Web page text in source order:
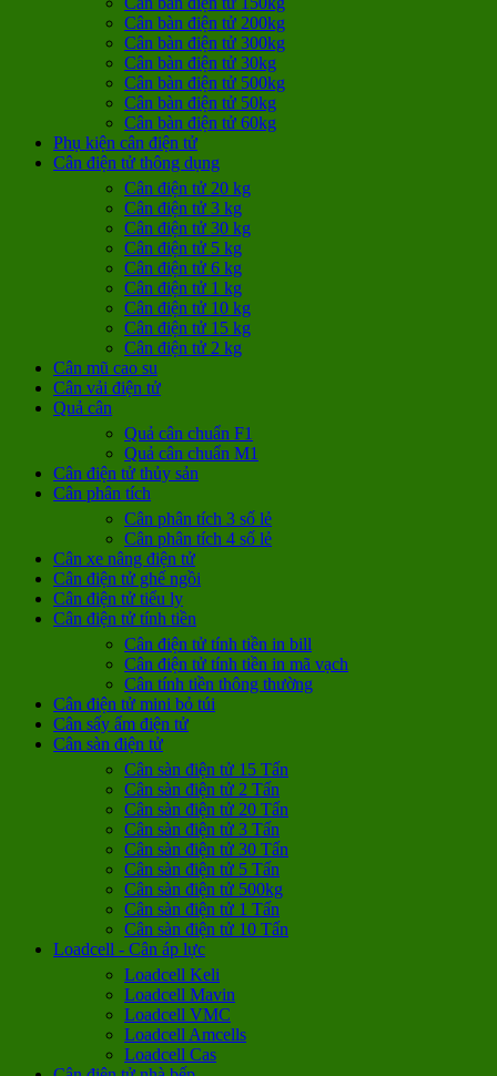
Cân bàn điện tử 200kg
Cân bàn điện tử 300kg
Cân bàn điện tử 30kg
Cân bàn điện tử 500kg
Cân bàn điện tử 50kg
Cân bàn điện tử 60kg
Phụ kiện cân điện tử
Cân điện tử thông dụng
Cân điện tử 20 kg
Cân điện tử 3 kg
Cân điện tử 30 kg
Cân điện tử 5 kg
Cân điện tử 6 kg
Cân điện tử 1 kg
Cân điện tử 10 kg
Cân điện tử 15 kg
Cân điện tử 2 kg
Cân mũ cao su
Cân vải điện tử
Quả cân
Quả cân chuẩn F1
Quả cân chuẩn M1
Cân điện tử thủy sản
Cân phân tích
Cân phân tích 3 số lẻ
Cân phân tích 4 số lẻ
Cân xe nâng điện tử
Cân điện tử ghế ngồi
Cân điện tử tiểu ly
Cân điện tử tính tiền
Cân điện tử tính tiền in bill
Cân điện tử tính tiền in mã vạch
Cân tính tiền thông thường
Cân điện tử mini bỏ túi
Cân sấy ẩm điện tử
Cân sàn điện tử
Cân sàn điện tử 15 Tấn
Cân sàn điện tử 2 Tấn
Cân sàn điện tử 20 Tấn
Cân sàn điện tử 3 Tấn
Cân sàn điện tử 30 Tấn
Cân sàn điện tử 5 Tấn
Cân sàn điện tử 500kg
Cân sàn điện tử 1 Tấn
Cân sàn điện tử 10 Tấn
Loadcell - Cân áp lực
Loadcell Keli
Loadcell Mavin
Loadcell VMC
Loadcell Amcells
Loadcell Cas